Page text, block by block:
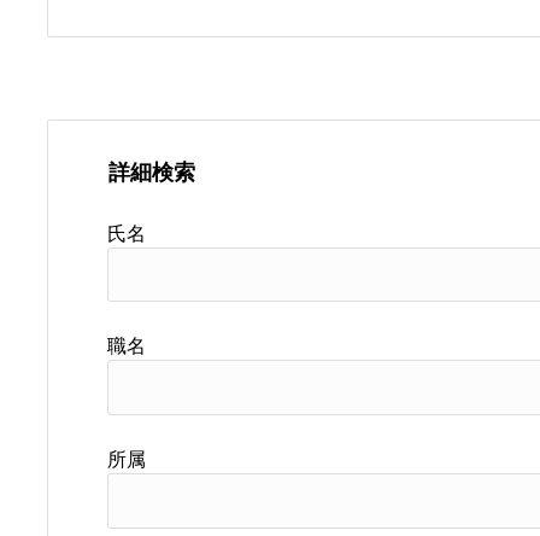
詳細検索
氏名
職名
所属